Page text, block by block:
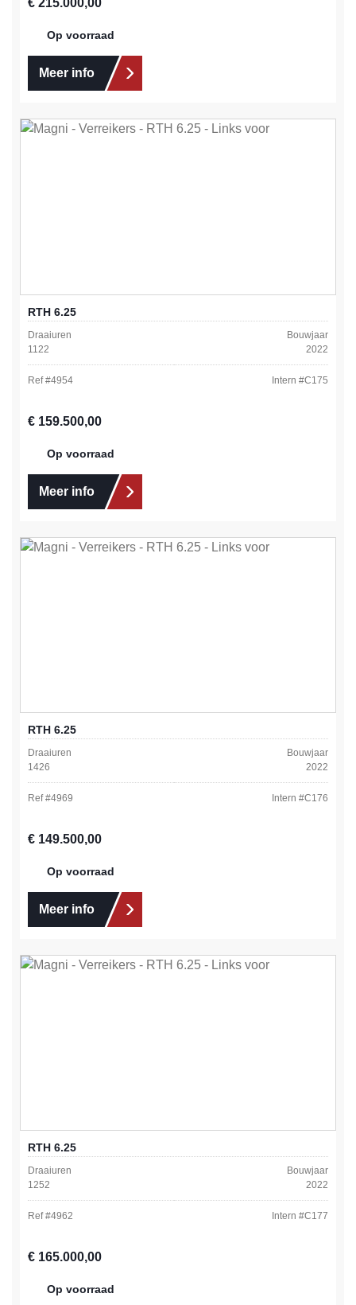
€ 215.000,00
Op voorraad
Meer info
RTH 6.25
Draaiuren
1122
Bouwjaar
2022
Ref #4954 Intern #C175
Normale prijs:
€ 159.500,00
Op voorraad
Meer info
RTH 6.25
Draaiuren
1426
Bouwjaar
2022
Ref #4969 Intern #C176
Normale prijs:
€ 149.500,00
Op voorraad
Meer info
RTH 6.25
Draaiuren
1252
Bouwjaar
2022
Ref #4962 Intern #C177
Normale prijs:
€ 165.000,00
Op voorraad